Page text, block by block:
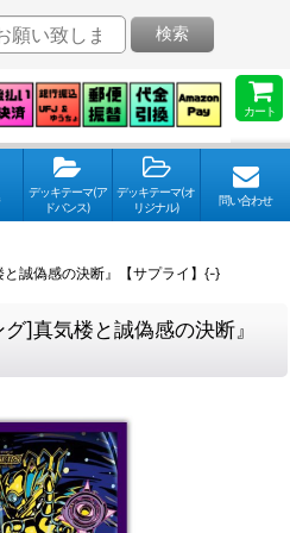
カート
検索
デッキテーマ(ア
ドバンス)
デッキテーマ(オ
リジナル)
問い合わせ
誠偽感の決断』【サプライ】{-}
]真気楼と誠偽感の決断』